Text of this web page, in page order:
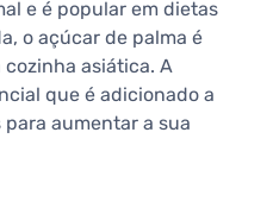
e é popular em dietas
o açúcar de palma é
asiática. A
que é adicionado a
aumentar a sua